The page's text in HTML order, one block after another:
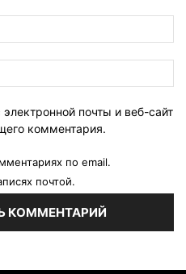
почты и веб-сайт
комментария.
по email.
почтой.